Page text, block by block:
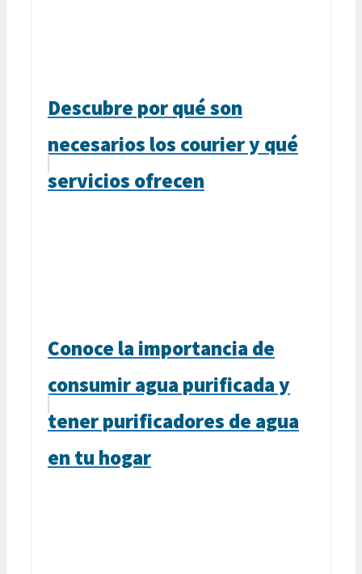
Descubre por qué son
necesarios los courier y qué
servicios ofrecen
Conoce la importancia de
consumir agua purificada y
tener purificadores de agua
en tu hogar